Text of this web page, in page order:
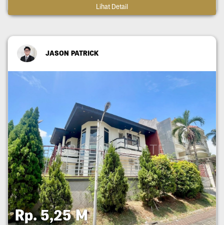
Lihat Detail
JASON PATRICK
Rp. 5,25 M